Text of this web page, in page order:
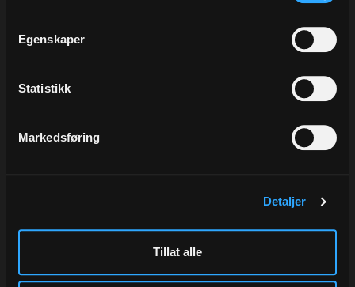
Egenskaper
Statistikk
Markedsføring
Detaljer
Tillat alle
Beskrivelse
Alternativer